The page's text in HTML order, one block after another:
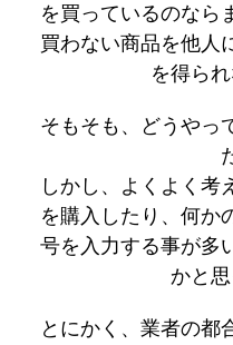
を買っているのなら
買わない商品を他人
を得ら
そもそも、どうやっ
しかし、よくよく考
を購入したり、何か
号を入力する事が多
かと思
とにかく、業者の都